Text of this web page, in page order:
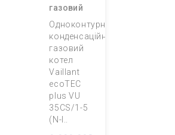
газовий
Одноконтурний
конденсаційний
газовий
котел
Vaillant
ecoTEC
plus VU
35CS/1-5
(N-I..